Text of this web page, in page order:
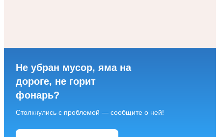
Не убран мусор, яма на
дороге, не горит
фонарь?
Столкнулись с проблемой — сообщите о ней!